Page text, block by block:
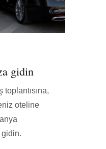
gidin
oteline
gidin.